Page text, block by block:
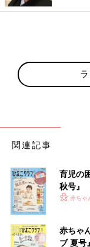
●参照／初めてママ
関連記事
育児の
秋号』
いっぱ
赤ちゃ
赤ちゃ
ブ 夏号